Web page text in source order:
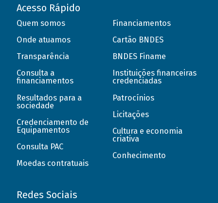
Acesso Rápido
Quem somos
Onde atuamos
Transparência
Consulta a
financiamentos
Resultados para a
sociedade
Credenciamento de
Equipamentos
Consulta PAC
Moedas contratuais
Financiamentos
Cartão BNDES
BNDES Finame
Instituições financeiras
credenciadas
Patrocínios
Licitações
Cultura e economia
criativa
Conhecimento
Redes Sociais